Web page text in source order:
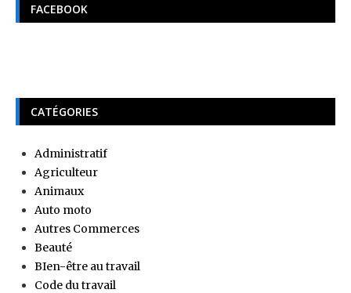
FACEBOOK
CATÉGORIES
Administratif
Agriculteur
Animaux
Auto moto
Autres Commerces
Beauté
BIen-être au travail
Code du travail